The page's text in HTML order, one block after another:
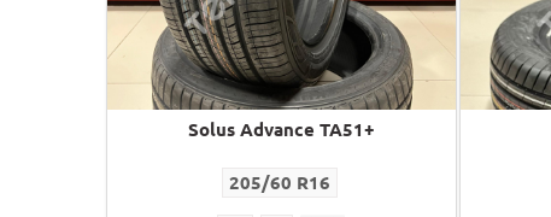
Solus Advance TA51+
205/60 R16